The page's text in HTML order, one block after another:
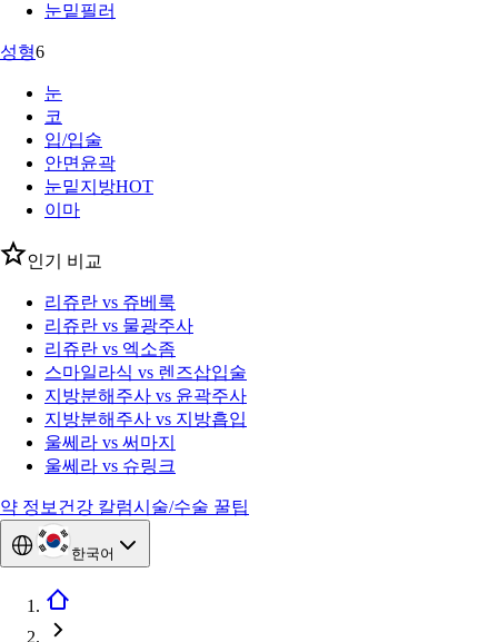
눈밑필러
성형6
눈
코
입/입술
안면윤곽
눈밑지방HOT
이마
인기 비교
리쥬란 vs 쥬베룩
리쥬란 vs 물광주사
리쥬란 vs 엑소좀
스마일라식 vs 렌즈삽입술
지방분해주사 vs 윤곽주사
지방분해주사 vs 지방흡입
울쎄라 vs 써마지
울쎄라 vs 슈링크
약 정보 건강 칼럼시술/수술 꿀팁
한국어